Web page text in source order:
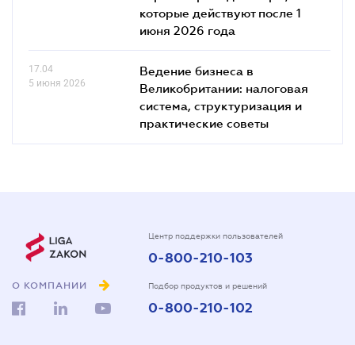
которые действуют после 1
июня 2026 года
17.04
5 июня 2026
Ведение бизнеса в
Великобритании: налоговая
система, структуризация и
практические советы
О КОМПАНИИ
Центр поддержки пользователей
0-800-210-103
Подбор продуктов и решений
0-800-210-102